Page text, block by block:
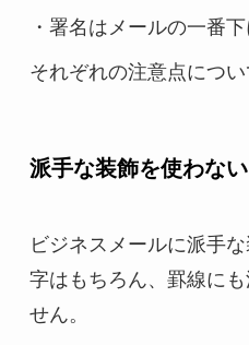
・署名はメールの一
それぞれの注意点につい
派手な装飾を使わない
ビジネスメールに派手
字はもちろん、罫線に
せん。